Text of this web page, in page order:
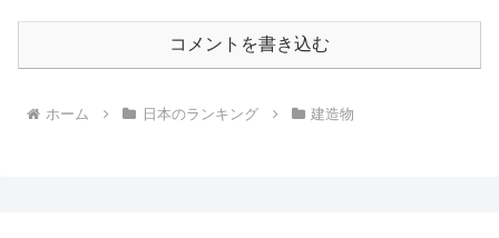
コメントを書き込む
ホーム 日本のランキング 建造物